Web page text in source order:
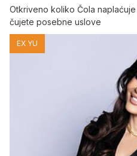
Otkriveno koliko Čola naplaćuje
čujete posebne uslove
EX YU